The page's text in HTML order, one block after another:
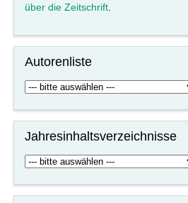
über die Zeitschrift.
Autorenliste
Jahresinhaltsverzeichnisse